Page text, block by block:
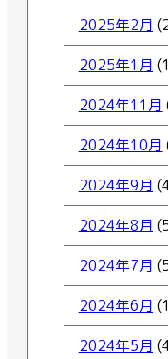
2025年2月
2025年1月
2024年11月
2024年10月
2024年9月
2024年8月
2024年7月
2024年6月
2024年5月